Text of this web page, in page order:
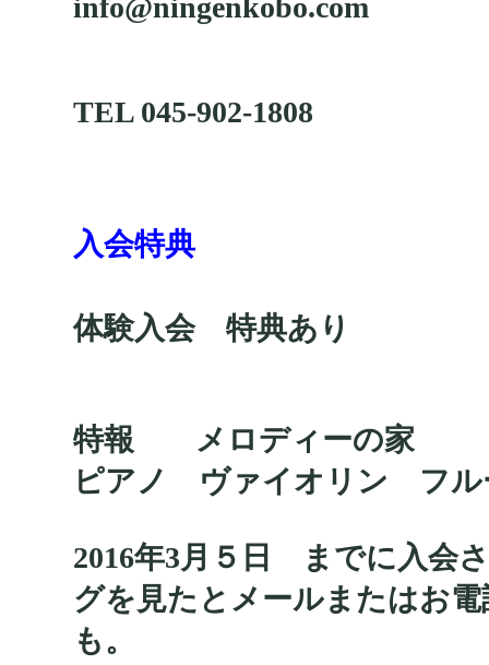
info@ningenkobo.com
TEL 045-902-1808
入会特典
体験入会 特典あり
特報 メロディーの家
ピアノ ヴァイオリン フ
2016年3月５日 までに入
グを見たとメールまたはお
も。